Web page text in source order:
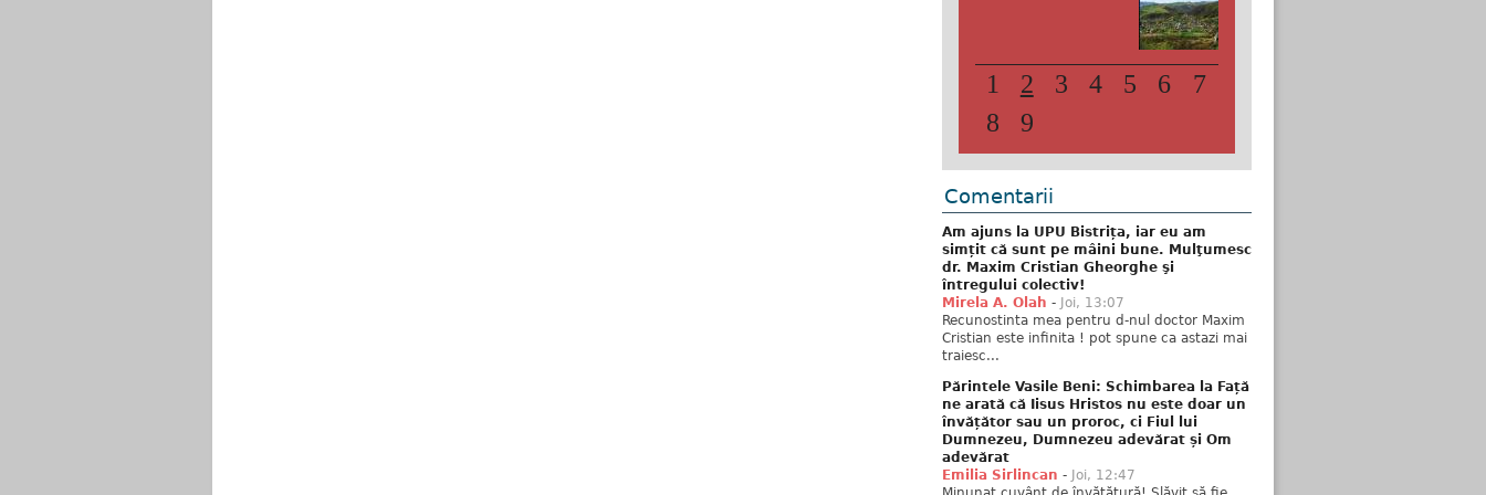
Năsăud” (an...
1 2 3 4 5 6
7
8
9
Comentarii
Am ajuns la UPU Bistrița, iar eu am
simțit că sunt pe mâini bune. Mulţumesc
dr. Maxim Cristian Gheorghe şi
întregului colectiv!
Mirela A. Olah
-Joi, 13:07
Recunostinta mea pentru d-nul doctor Maxim
Cristian este infinita ! pot spune ca astazi mai
traiesc...
Părintele Vasile Beni: Schimbarea la Față
ne arată că Iisus Hristos nu este doar un
învățător sau un proroc, ci Fiul lui
Dumnezeu, Dumnezeu adevărat și Om
adevărat
Emilia Sirlincan
-Joi, 12:47